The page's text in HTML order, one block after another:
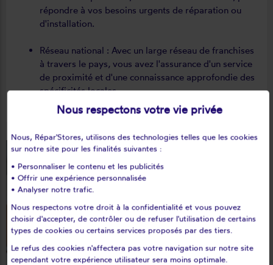
répondre à vos besoins urgents de réparation ou
d'installation.
Réseau national : Avec un large réseau de franchises
à travers le pays, vous avez l'assurance d'un service
de proximité et d'une connaissance approfondie des
spécificités locales.
Nous respectons votre vie privée
Nous, Répar'Stores, utilisons des technologies telles que les cookies
sur notre site pour les finalités suivantes :
• Personnaliser le contenu et les publicités
• Offrir une expérience personnalisée
• Analyser notre trafic.
Nous respectons votre droit à la confidentialité et vous pouvez
choisir d'accepter, de contrôler ou de refuser l'utilisation de certains
types de cookies ou certains services proposés par des tiers.
Le refus des cookies n'affectera pas votre navigation sur notre site
cependant votre expérience utilisateur sera moins optimale.